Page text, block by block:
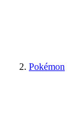
Pokémon